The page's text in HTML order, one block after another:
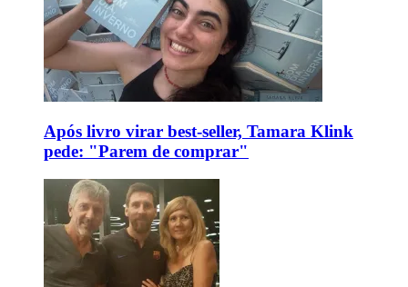
Após livro virar best-seller, Tamara Klink
pede: "Parem de comprar"